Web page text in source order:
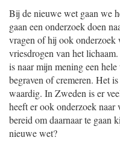
Bij de nieuwe wet gaan we
gaan een onderzoek doen
vragen of hij ook onderzoek
vriesdrogen van het
is naar mijn mening een
begraven of cremeren. Het
waardig. In Zweden is er
heeft er ook onderzoek
bereid om daarnaar te gaan
nieuwe wet?